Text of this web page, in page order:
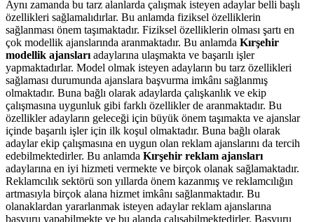
Aynı zamanda bu tarz alanlarda çalışmak isteyen adaylar belli başlı
özellikleri sağlamalıdırlar. Bu anlamda fiziksel özelliklerin
sağlanması önem taşımaktadır. Fiziksel özelliklerin olması şartı en
çok modellik ajanslarında aranmaktadır. Bu anlamda Kırşehir
modellik ajansları adaylarına ulaşmakta ve başarılı işler
yapmaktadırlar. Model olmak isteyen adayların bu tarz özellikleri
sağlaması durumunda ajanslara başvurma imkânı sağlanmış
olmaktadır. Buna bağlı olarak adaylarda çalışkanlık ve ekip
çalışmasına uygunluk gibi farklı özellikler de aranmaktadır. Bu
özellikler adayların geleceği için büyük önem taşımakta ve ajanslar
içinde başarılı işler için ilk koşul olmaktadır. Buna bağlı olarak
adaylar ekip çalışmasına en uygun olan reklam ajanslarını da tercih
edebilmektedirler. Bu anlamda Kırşehir reklam ajansları
adaylarına en iyi hizmeti vermekte ve birçok olanak sağlamaktadır.
Reklamcılık sektörü son yıllarda önem kazanmış ve reklamcılığın
artmasıyla birçok alana hizmet imkânı sağlanmaktadır. Bu
olanaklardan yararlanmak isteyen adaylar reklam ajanslarına
başvuru yapabilmekte ve bu alanda çalışabilmektedirler. Başvuru